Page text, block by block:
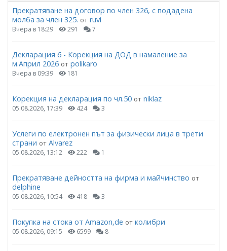
Прекратяване на договор по член 326, с подадена
молба за член 325. от ruvi
Вчера в 18:29 291 7
Декларация 6 - Корекция на ДОД в намаление за
м.Април 2026 от polikaro
Вчера в 09:39 181
Корекция на декларация по чл.50 от niklaz
05.08.2026, 17:39 424 3
Услеги по електронен път за физически лица в трети
страни от Alvarez
05.08.2026, 13:12 222 1
Прекратяване дейността на фирма и майчинство от
delphine
05.08.2026, 10:54 418 3
Покупка на стока от Amazon,de от колибри
05.08.2026, 09:15 6599 8